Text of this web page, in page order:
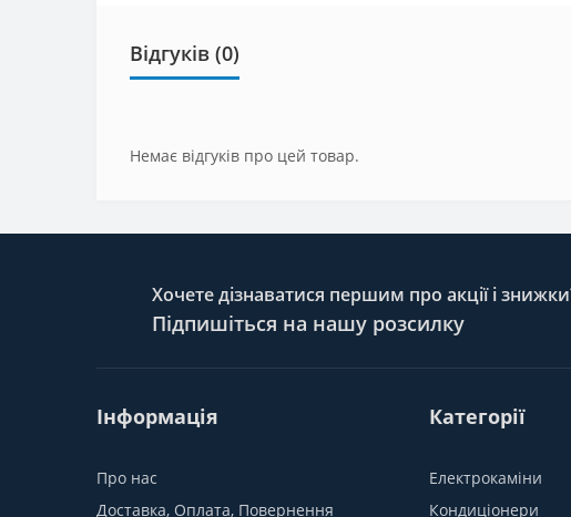
Відгуків (0)
Немає відгуків про цей товар.
Хочете дізнаватися першим про акції і
Підпишіться на нашу розсилку
Інформація
Про нас
Доставка, Оплата, Повернення
Категорії
Електрокаміни
Кондиціонери